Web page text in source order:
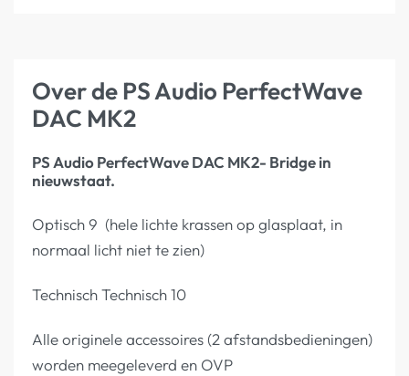
Over de PS Audio PerfectWave
DAC MK2
PS Audio PerfectWave DAC MK2- Bridge in
nieuwstaat.
Optisch 9 (hele lichte krassen op glasplaat, in
normaal licht niet te zien)
Technisch Technisch 10
Alle originele accessoires (2 afstandsbedieningen)
worden meegeleverd en OVP